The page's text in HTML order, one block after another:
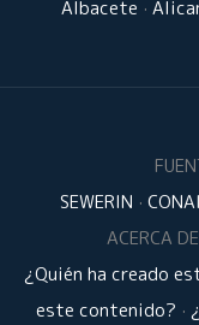
Albacete ·
SEWERIN ·
ACERCA
¿Quién ha creado
este contenido? ·